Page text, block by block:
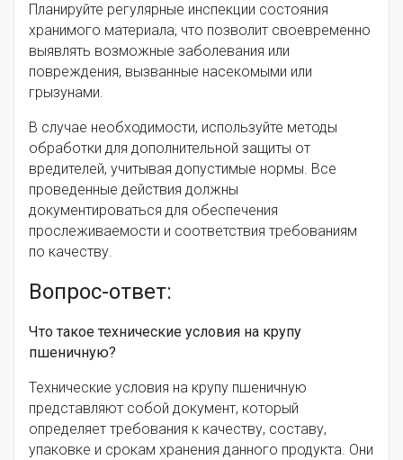
Планируйте регулярные инспекции состояния
хранимого материала, что позволит своевременно
выявлять возможные заболевания или
повреждения, вызванные насекомыми или
грызунами.
В случае необходимости, используйте методы
обработки для дополнительной защиты от
вредителей, учитывая допустимые нормы. Все
проведенные действия должны
документироваться для обеспечения
прослеживаемости и соответствия требованиям
по качеству.
Вопрос-ответ:
Что такое технические условия на крупу
пшеничную?
Технические условия на крупу пшеничную
представляют собой документ, который
определяет требования к качеству, составу,
упаковке и срокам хранения данного продукта. Они